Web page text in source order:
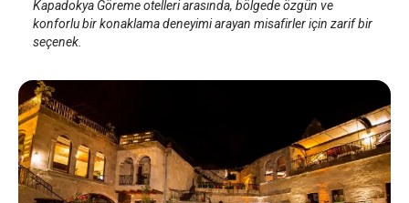
Kapadokya Göreme otelleri arasında, bölgede özgün ve
konforlu bir konaklama deneyimi arayan misafirler için zarif bir
seçenek.